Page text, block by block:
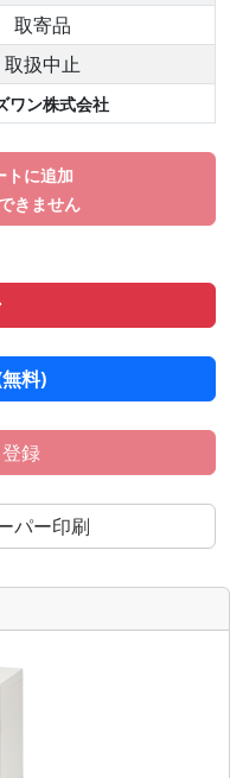
取寄品
取扱中止
ワン株式会社
トに追加
きません
料)
録
パー印刷